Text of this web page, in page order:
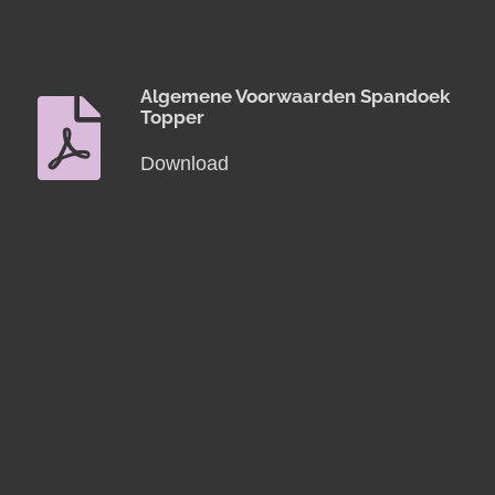
Algemene Voorwaarden Spandoek
Topper
Download